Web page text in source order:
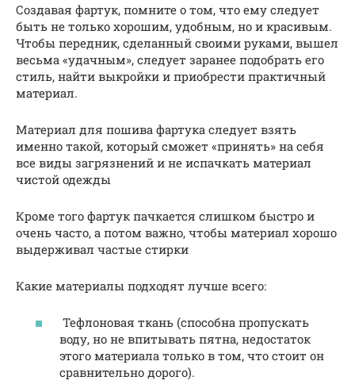
Создавая фартук, помните о том, что ему следует
быть не только хорошим, удобным, но и красивым.
Чтобы передник, сделанный своими руками, вышел
весьма «удачным», следует заранее подобрать его
стиль, найти выкройки и приобрести практичный
материал.
Материал для пошива фартука следует взять
именно такой, который сможет «принять» на себя
все виды загрязнений и не испачкать материал
чистой одежды
Кроме того фартук пачкается слишком быстро и
очень часто, а потом важно, чтобы материал хорошо
выдерживал частые стирки
Какие материалы подходят лучше всего:
Тефлоновая ткань (способна пропускать
воду, но не впитывать пятна, недостаток
этого материала только в том, что стоит он
сравнительно дорого).